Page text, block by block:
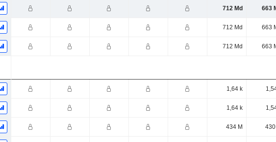
712 Md 663
712 Md 663
712 Md 663
1,64 k
1,64 k
434 M